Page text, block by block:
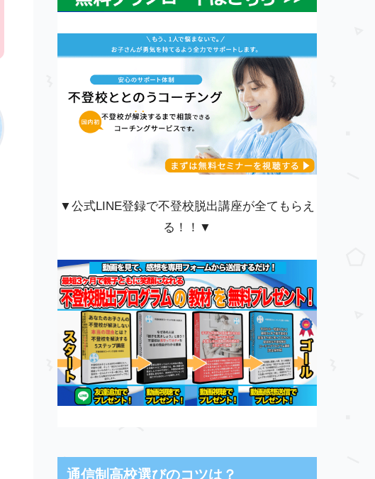
▼公式LINE登録で不登校脱出講座が全てもらえ
る！！▼
通信制高校選びのコツは？